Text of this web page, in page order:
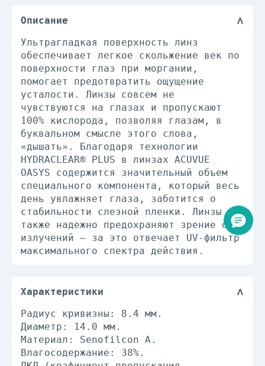
Описание
Ультрагладкая поверхность линз
обеспечивает легкое скольжение век по
поверхности глаз при моргании,
помогает предотвратить ощущение
усталости. Линзы совсем не
чувствуются на глазах и пропускают
100% кислорода, позволяя глазам, в
буквальном смысле этого слова,
«дышать». Благодаря технологии
HYDRACLEAR® PLUS в линзах ACUVUE
OASYS содержится значительный объем
специального компонента, который весь
день увлажняет глаза, заботится о
стабильности слезной пленки. Линзы
также надежно предохраняют зрение от
излучений – за это отвечает UV-фильтр
максимального спектра действия.
Характеристики
Радиус кривизны: 8.4 мм.
Диаметр: 14.0 мм.
Материал: Senofilcon A.
Влагосодержание: 38%.